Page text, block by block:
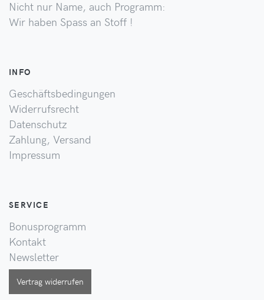
Nicht nur Name, auch Programm:
Wir haben Spass an Stoff !
INFO
Geschäftsbedingungen
Widerrufsrecht
Datenschutz
Zahlung, Versand
Impressum
SERVICE
Bonusprogramm
Kontakt
Newsletter
Vertrag widerrufen